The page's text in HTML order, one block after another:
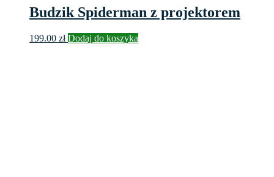
Budzik Spiderman z projektorem
199.00 zł Dodaj do koszyka